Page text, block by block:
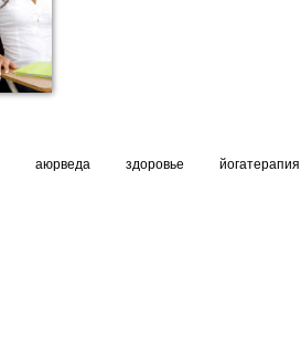
аюрведа здоровье йогатерапия